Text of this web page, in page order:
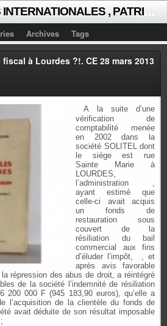
Archives Tags
à Lourdes ?!. CE 28 mars 2013
A la suite d’une
vérification de
comptabilité menée
en 2002 dans la
société SOLITEL dont
le siége est rue
Sainte Marie à
LOURDES,
l’administration ,
ayant estimé que
celle-ci avait acquis
un fonds de
restauration sous
couvert de la
résiliation du bail
commercial
aux fins
d’éluder l’impôt,
, et
après avis favorable
répression des abus de droit, a réintégré
de la société l’indemnité de résiliation
200 000 F (945 183,90 euros), qu’elle a
l’acquisition de la clientèle du fonds de
avait déduite de son résultat imposable